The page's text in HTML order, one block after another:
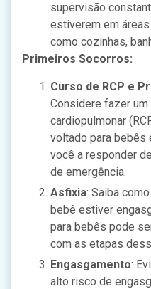
supervisão
estiverem em
como cozinhas,
Primeiros Socorros:
Curso de RCP e
Considere fazer
cardiopulmonar
voltado para bebês
você a responder
de emergência.
Asfixia: Saiba
bebê estiver
para bebês pode
com as etapas
Engasgamento:
alto risco de